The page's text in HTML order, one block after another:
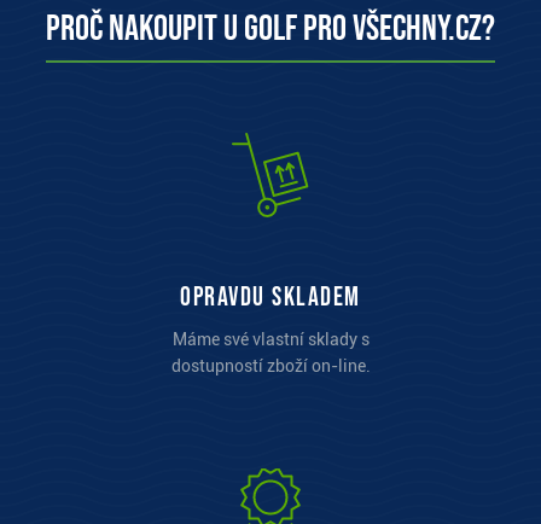
Proč nakoupit u Golf pro všechny.cz?
opravdu skladem
Máme své vlastní sklady s
dostupností zboží on-line.